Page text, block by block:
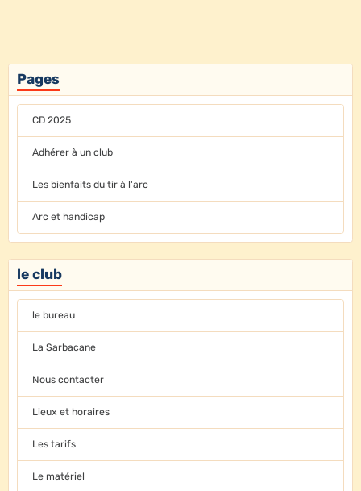
Pages
CD 2025
Adhérer à un club
Les bienfaits du tir à l'arc
Arc et handicap
le club
le bureau
La Sarbacane
Nous contacter
Lieux et horaires
Les tarifs
Le matériel